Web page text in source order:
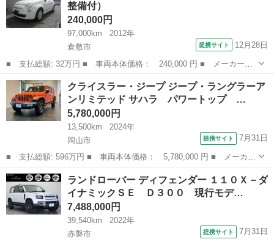
ａｙ・バ...
整備付）
240,000円
97,000km
2012年
倉敷市
提携サイト 12月28日
■ 支払総額: 32万円 ■ 車両本体価格： 240,000 円 ■ メーカー
名： フィアット ■ 車種名： ５００Ｃ ■ グレード名： １．
２ ポップ ■ 排気量： 1200cc ■ ドア枚数： 3D ■ ミッショ
ン： ...
岡山 倉敷市 その他
クライスラー・ジープ ジープ・ラングラーア
ンリミテッド サハラ パワートップ …
5,780,000円
13,500km
2024年
岡山市
提携サイト 7月31日
■ 支払総額: 596万円 ■ 車両本体価格： 5,780,000 円 ■ メーカー
名： クライスラー・ジープ ■ 車種名： ジープ・ラングラーアン
リミテッド ■ グレード名： サハラ パワートップ サハラ 認定
中古車 限...
岡山 岡山市 その他
ランドローバー ディフェンダー １１０Ｘ－ダ
イナミックＳＥ Ｄ３００ 現行モデ…
7,488,000円
39,540km
2022年
赤磐市
提携サイト 7月31日